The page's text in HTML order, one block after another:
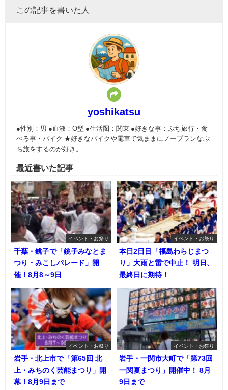
この記事を書いた人
yoshikatsu
●性別：男 ●血液：O型 ●生活圏：関東 ●好きな事：ぷち旅行・食
べる事・バイク ★好きなバイクや電車で気ままにノープランなぷ
ち旅をするのが好き。
最近書いた記事
イベント・お祭り
千葉・銚子で「銚子みなとま
つり・みこしパレード」開
催！8月8～9日
イベント・お祭り
本日2日目「福島わらじまつ
り」大雨と雷で中止！ 明日、
最終日に期待！
イベント・お祭り
岩手・北上市で「第65回 北
上・みちのく芸能まつり」開
幕！8月9日まで
イベント・お祭り
岩手・一関市大町で「第73回
一関夏まつり」開催中！ 8月
9日まで